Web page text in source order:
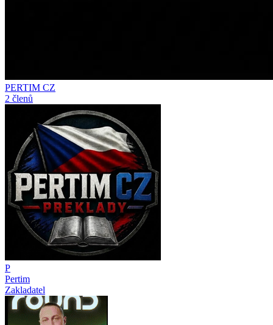
PERTIM CZ
2 členů
P
Pertim
Zakladatel